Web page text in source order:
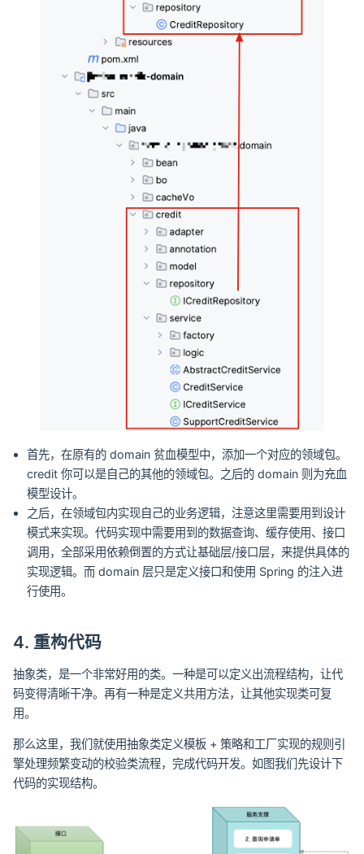
首先，在原有的 domain 贫血模型中，添加一个对应的领域包。
credit 你可以是自己的其他的领域包。之后的 domain 则为充血
模型设计。
之后，在领域包内实现自己的业务逻辑，注意这里需要用到设计
模式来实现。代码实现中需要用到的数据查询、缓存使用、接口
调用，全部采用依赖倒置的方式让基础层/接口层，来提供具体的
实现逻辑。而 domain 层只是定义接口和使用 Spring 的注入进
行使用。
4. 重构代码
抽象类，是一个非常好用的类。一种是可以定义出流程结构，让代
码变得清晰干净。再有一种是定义共用方法，让其他实现类可复
用。
那么这里，我们就使用抽象类定义模板 + 策略和工厂实现的规则引
擎处理频繁变动的校验类流程，完成代码开发。如图我们先设计下
代码的实现结构。